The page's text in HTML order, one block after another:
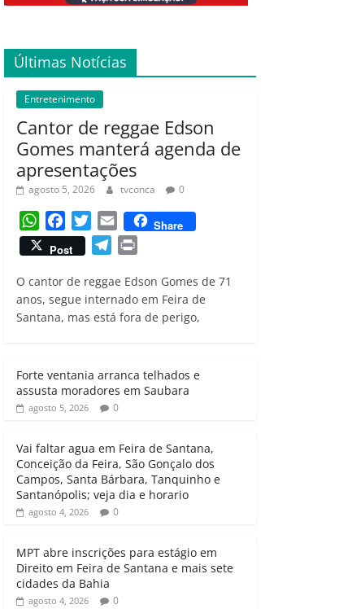
Últimas Notícias
Entretenimento
Cantor de reggae Edson
Gomes manterá agenda de
apresentações
agosto 5, 2026 tvconca 0
W
h
a
t
s
A
a
c
e
b
o
w
i
t
t
e
m
a
i
l
Share
Post
l
e
g
m
i
n
t
O cantor de reggae Edson Gomes de 71
anos, segue internado em Feira de
Santana, mas está fora de perigo,
Forte ventania arranca telhados e
assusta moradores em Saubara
agosto 5, 2026 0
Vai faltar agua em Feira de Santana,
Conceição da Feira, São Gonçalo dos
Campos, Santa Bárbara, Tanquinho e
Santanópolis; veja dia e horario
agosto 4, 2026 0
MPT abre inscrições para estágio em
Direito em Feira de Santana e mais sete
cidades da Bahia
agosto 4, 2026 0